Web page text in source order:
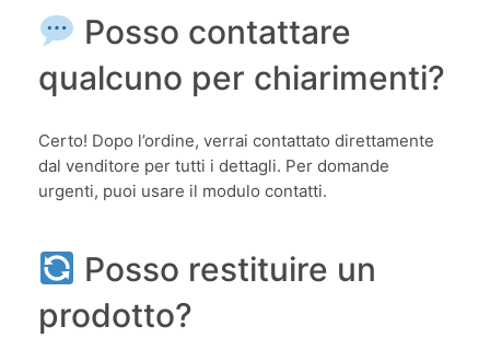
Posso contattare
qualcuno per chiarimenti?
Certo! Dopo l’ordine, verrai contattato direttamente
dal venditore per tutti i dettagli. Per domande
urgenti, puoi usare il modulo contatti.
Posso restituire un
prodotto?